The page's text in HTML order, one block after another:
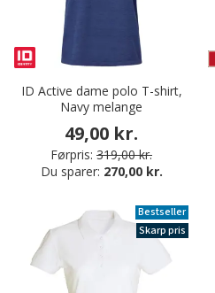
ID Active dame polo T-shirt,
Navy melange
49,00 kr.
Førpris: 319,00 kr.
Du sparer: 270,00 kr.
Bestseller
Skarp pris